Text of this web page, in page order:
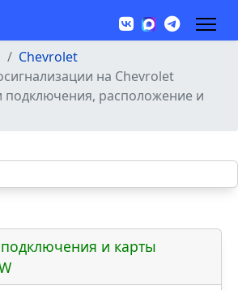
Chevrolet
на Chevrolet
подключения, расположение и
и карты